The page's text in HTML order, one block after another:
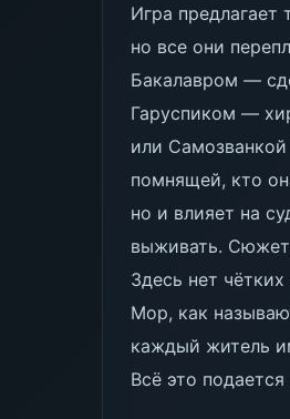
Игра
но все они
Бакалавром —
Гаруспиком —
или
помнящей, кто
но и влияет на
выживать.
Здесь нет
Мор, как
каждый житель
Всё это